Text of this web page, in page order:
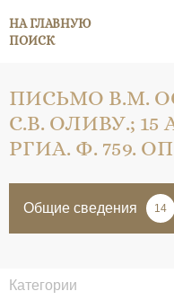
НА ГЛАВНУЮ
ПОИСК
ПИСЬМО В.М.
С.В. ОЛИВУ.; 15
РГИА. Ф. 759.
Общие сведения 14
Категории